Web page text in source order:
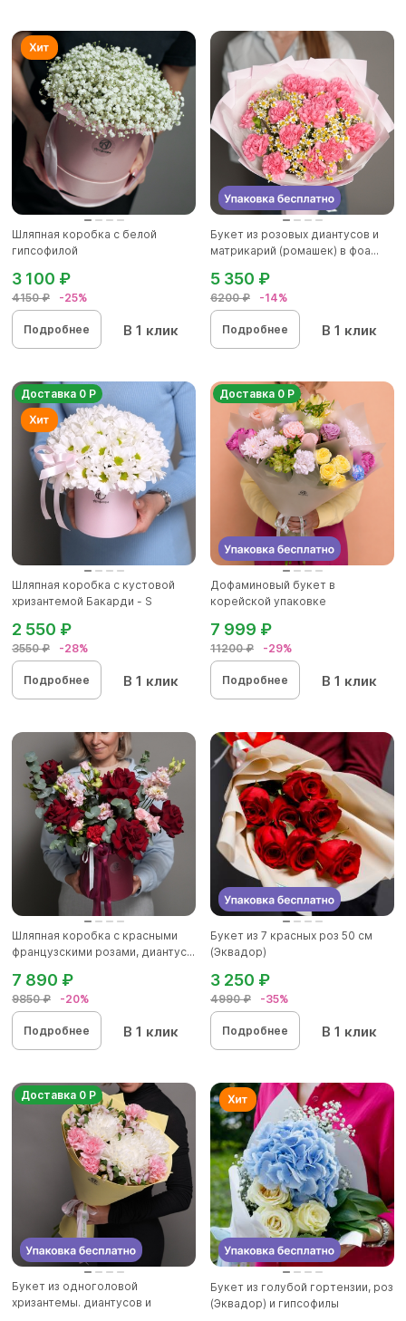
Шляпная коробка с белой
гипсофилой
4150 ₽ -25%
3 100 ₽
Подробнее В 1 клик
Букет из розовых диантусов и
матрикарий (ромашек) в фоа...
6200 ₽ -14%
5 350 ₽
Подробнее В 1 клик
Доставка 0 Р
Шляпная коробка с кустовой
хризантемой Бакарди - S
3550 ₽ -28%
2 550 ₽
Подробнее В 1 клик
Доставка 0 Р
Дофаминовый букет в
корейской упаковке
11200 ₽ -29%
7 999 ₽
Подробнее В 1 клик
Шляпная коробка с красными
французскими розами, диантус...
9850 ₽ -20%
7 890 ₽
Подробнее В 1 клик
Букет из 7 красных роз 50 см
(Эквадор)
4990 ₽ -35%
3 250 ₽
Подробнее В 1 клик
Доставка 0 Р
Букет из одноголовой
хризантемы. диантусов и
Букет из голубой гортензии, роз
(Эквадор) и гипсофилы